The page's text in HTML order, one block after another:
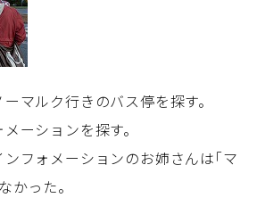
マルク行きのバス停を探す。
ーションを探す。
フォメーションのお姉さんは｢マ
かった。